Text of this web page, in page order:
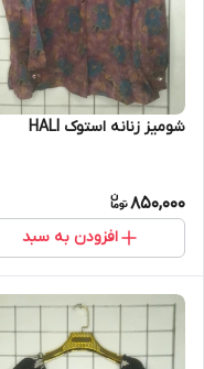
شومیز زنانه استوک HALI
850,000
افزودن به سبد